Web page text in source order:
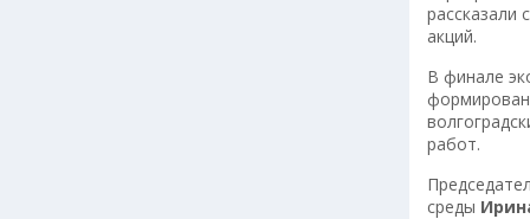
рассказали
акций.
В финале
работ.
среды